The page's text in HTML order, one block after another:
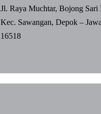
Jl. Raya Muchtar, Bojong Sari
Kec. Sawangan, Depok –
16518